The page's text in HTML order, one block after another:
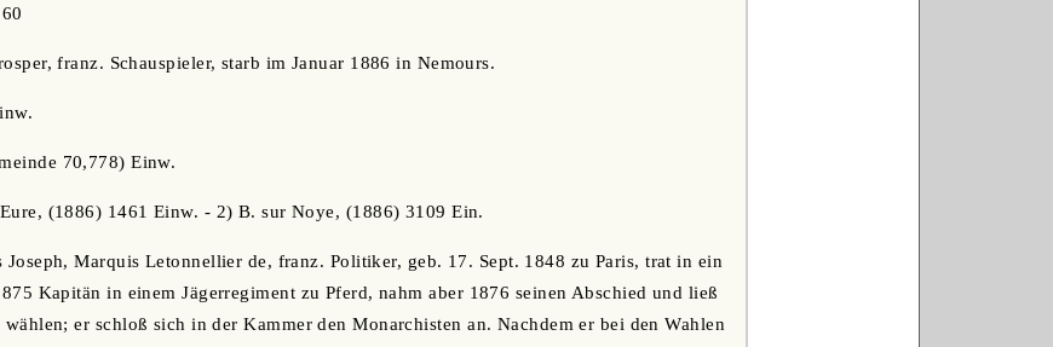
franz. Schauspieler, starb im Januar 1886 in Nemours.
70,778) Einw.
(1886) 1461 Einw. - 2) B. sur Noye, (1886) 3109 Ein.
Joseph, Marquis Letonnellier de, franz. Politiker, geb. 17. Sept. 1848 zu Paris, trat in ein
Kapitän in einem Jägerregiment zu Pferd, nahm aber 1876 seinen Abschied und ließ
er schloß sich in der Kammer den Monarchisten an. Nachdem er bei den Wahlen